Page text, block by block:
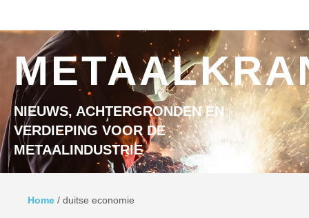
NIEUWS, ACHTERGRONDEN EN
VERDIEPING VOOR DE
METAALINDUSTRIE
Home / duitse economie